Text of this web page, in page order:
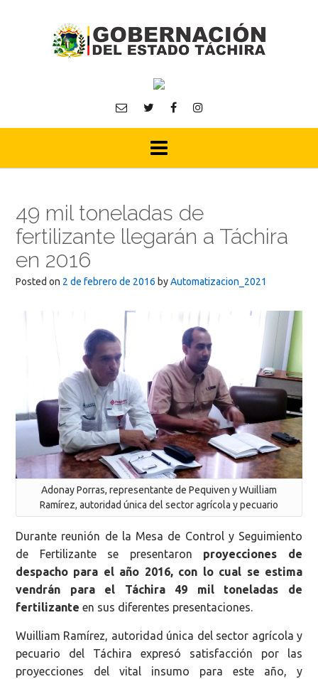
49 mil toneladas de
fertilizante llegarán a Táchira
en 2016
Posted on 2 de febrero de 2016 byAutomatizacion_2021
Adonay Porras, representante de Pequiven y Wuilliam
Ramírez, autoridad única del sector agrícola y pecuario
Durante reunión de la Mesa de Control y Seguimiento
de Fertilizante se presentaron proyecciones de
despacho para el año 2016, con lo cual se estima
vendrán para el Táchira 49 mil toneladas de
fertilizante en sus diferentes presentaciones.
Wuilliam Ramírez, autoridad única del sector agrícola y
pecuario del Táchira expresó satisfacción por las
proyecciones del vital insumo para este año, y